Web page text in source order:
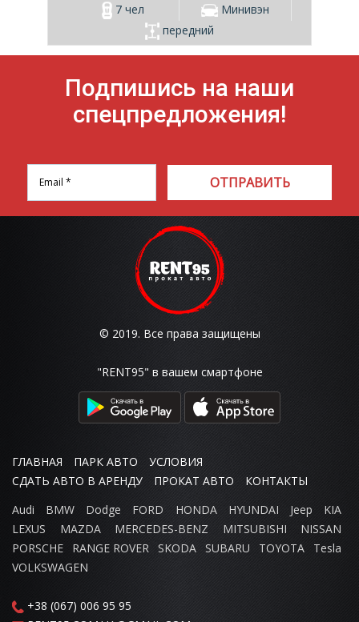
7 чел
Минивэн
передний
Подпишись на наши
спецпредложения!
ОТПРАВИТЬ
© 2019. Все права защищены
"RENT95" в вашем смартфоне
ГЛАВНАЯ ПАРК АВТО
УСЛОВИЯ
СДАТЬ АВТО В АРЕНДУ
ПРОКАТ АВТО
КОНТАКТЫ
Audi
BMW Dodge FORD HONDA HYUNDAI Jeep
KIA
LEXUS
MAZDA MERCEDES-BENZ MITSUBISHI
NISSAN
PORSCHE
RANGE ROVER SKODA SUBARU TOYOTA
Tesla
VOLKSWAGEN
+38 (067) 006 95 95